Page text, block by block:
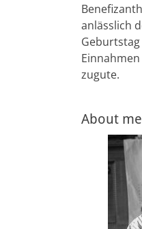
anlässlich
zugute.
About me